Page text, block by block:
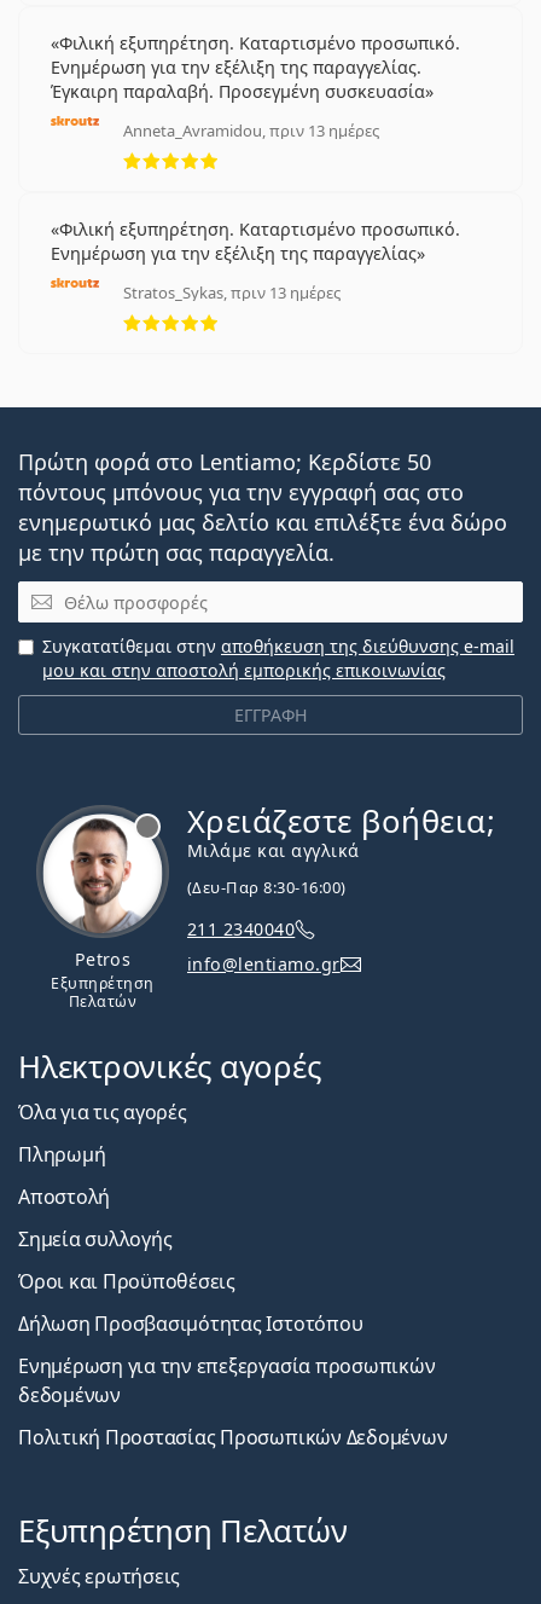
Φιλική εξυπηρέτηση. Καταρτισμένο προσωπικό.
Ενημέρωση για την εξέλιξη της παραγγελίας.
Έγκαιρη παραλαβή. Προσεγμένη συσκευασία
Anneta_Avramidou, πριν 13 ημέρες
5 αξιολογήσεις από 5
Φιλική εξυπηρέτηση. Καταρτισμένο προσωπικό.
Ενημέρωση για την εξέλιξη της παραγγελίας
Stratos_Sykas, πριν 13 ημέρες
5 αξιολογήσεις από 5
Πρώτη φορά στο Lentiamo; Κερδίστε 50
πόντους μπόνους για την εγγραφή σας στο
ενημερωτικό μας δελτίο και επιλέξτε ένα δώρο
με την πρώτη σας παραγγελία.
Email
ΕΓΓΡΑΦΗ
Συγκατατίθεμαι στην αποθήκευση της διεύθυνσης e-mail
μου και στην αποστολή εμπορικής επικοινωνίας
Petros
Εξυπηρέτηση
Πελατών
Χρειάζεστε βοήθεια;
Μιλάμε και αγγλικά
(Δευ-Παρ 8:30-16:00)
211 2340040
info@lentiamo.gr
Ηλεκτρονικές αγορές
Όλα για τις αγορές
Πληρωμή
Αποστολή
Σημεία συλλογής
Όροι και Προϋποθέσεις
Δήλωση Προσβασιμότητας Ιστοτόπου
Ενημέρωση για την επεξεργασία προσωπικών
δεδομένων
Πολιτική Προστασίας Προσωπικών Δεδομένων
Εξυπηρέτηση Πελατών
Συχνές ερωτήσεις